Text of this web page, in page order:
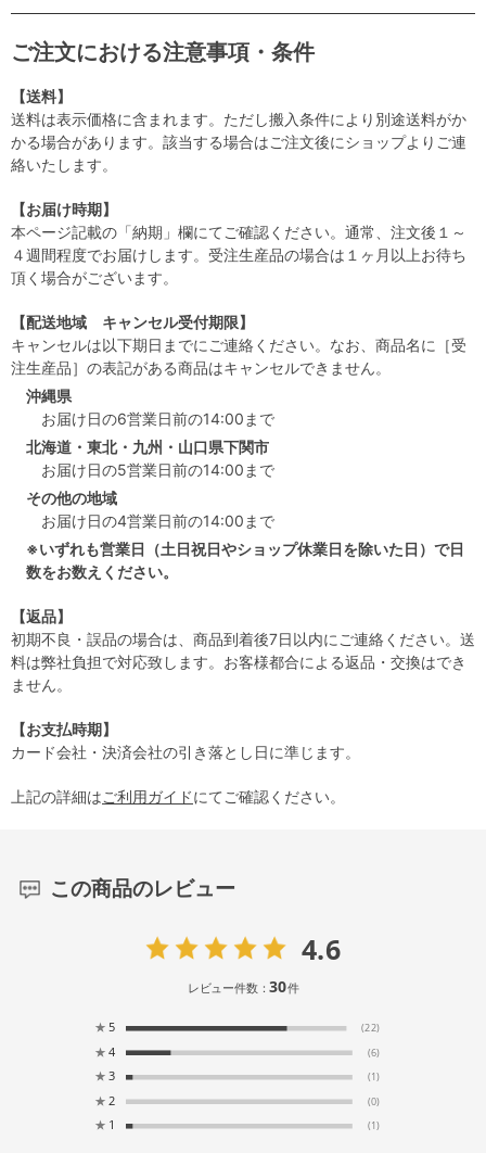
ご注文における注意事項・条件
【送料】
送料は表示価格に含まれます。ただし搬入条件により別途送料がか
かる場合があります。該当する場合はご注文後にショップよりご連
絡いたします。
【お届け時期】
本ページ記載の「納期」欄にてご確認ください。通常、注文後１～
４週間程度でお届けします。受注生産品の場合は１ヶ月以上お待ち
頂く場合がございます。
【配送地域 キャンセル受付期限】
キャンセルは以下期日までにご連絡ください。なお、商品名に［受
注生産品］の表記がある商品はキャンセルできません。
沖縄県
お届け日の6営業日前の14:00まで
北海道・東北・九州・山口県下関市
お届け日の5営業日前の14:00まで
その他の地域
お届け日の4営業日前の14:00まで
※いずれも営業日（土日祝日やショップ休業日を除いた日）で日
数をお数えください。
【返品】
初期不良・誤品の場合は、商品到着後7日以内にご連絡ください。送
料は弊社負担で対応致します。お客様都合による返品・交換はでき
ません。
【お支払時期】
カード会社・決済会社の引き落とし日に準じます。
上記の詳細はご利用ガイドにてご確認ください。
この商品のレビュー
4.6
レビュー件数：30件
★ 5 (22)
★ 4 (6)
★ 3 (1)
★ 2 (0)
★ 1 (1)